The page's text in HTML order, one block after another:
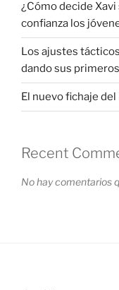
¿Cómo decide
confianza los
Los ajustes
dando sus
El nuevo fichaje
Recent
No hay comentarios